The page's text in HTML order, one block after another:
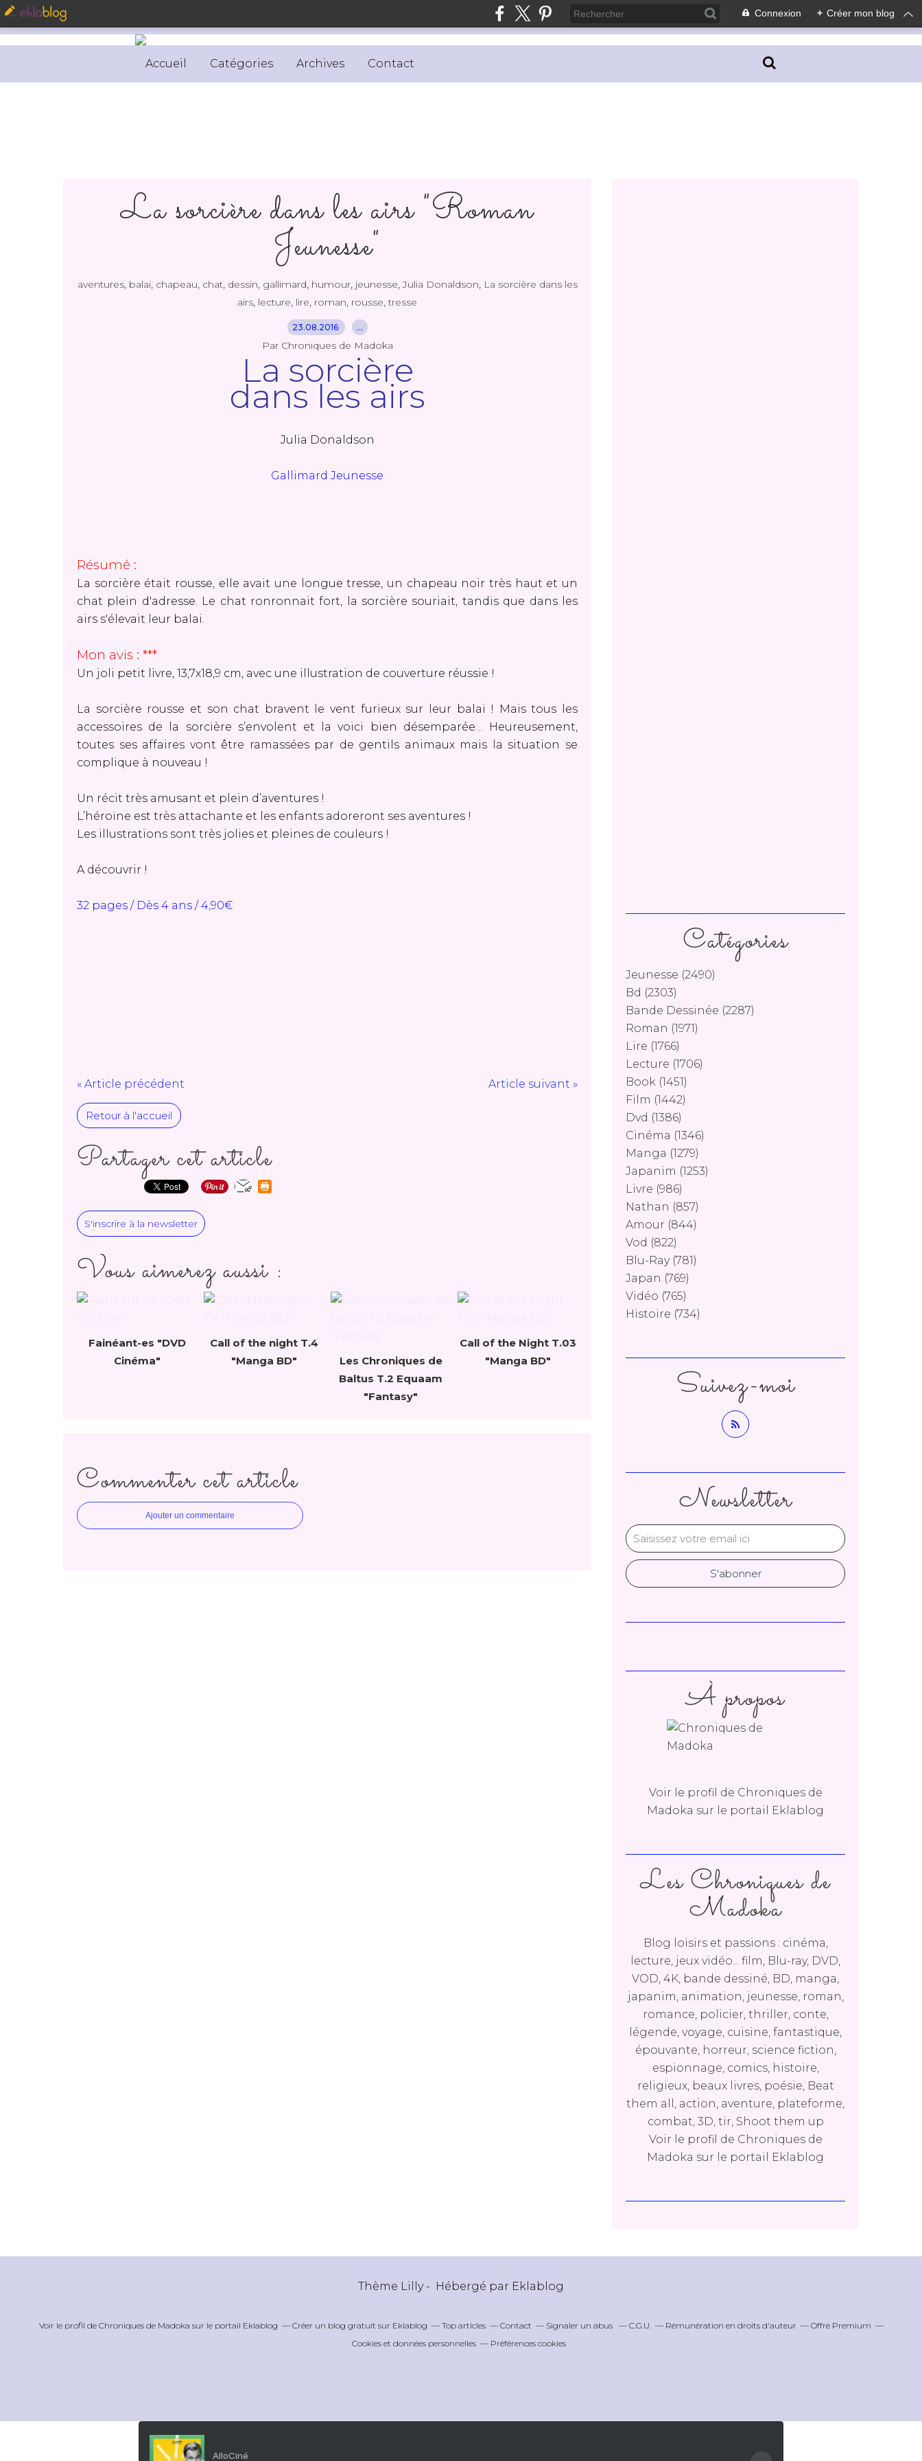
Connexion + Créer mon blog
Accueil Catégories Archives Contact
La sorcière dans les airs "Roman
Jeunesse"
aventures, balai, chapeau, chat, dessin, gallimard, humour, jeunesse,Julia Donaldson, La sorcière dans les
airs, lecture, lire, roman, rousse,tresse
23.08.2016 …
Par Chroniques de Madoka
La sorcière
dans les airs
Julia Donaldson
Gallimard Jeunesse
Résumé :
La sorcière était rousse, elle avait une longue tresse, un chapeau noir très haut et un
chat plein d'adresse. Le chat ronronnait fort, la sorcière souriait, tandis que dans les
airs s'élevait leur balai.
Mon avis : ***
Un joli petit livre, 13,7x18,9 cm, avec une illustration de couverture réussie !
La sorcière rousse et son chat bravent le vent furieux sur leur balai ! Mais tous les
accessoires de la sorcière s’envolent et la voici bien désemparée… Heureusement,
toutes ses affaires vont être ramassées par de gentils animaux mais la situation se
complique à nouveau !
Un récit très amusant et plein d’aventures !
L’héroïne est très attachante et les enfants adoreront ses aventures !
Les illustrations sont très jolies et pleines de couleurs !
A découvrir !
32 pages / Dès 4 ans / 4,90€
« Article précédent Article suivant »
Retour à l'accueil
Partager cet article
S'inscrire à la newsletter
Vous aimerez aussi :
Fainéant-es "DVD
Cinéma"
Call of the night T.4
"Manga BD"
Les Chroniques de
Baltus T.2 Equaam
"Fantasy"
Call of the Night T.03
"Manga BD"
Commenter cet article
Ajouter un commentaire Newsletter
Catégories
Jeunesse (2490)
Bd (2303)
Bande Dessinée (2287)
Roman (1971)
Lire (1766)
Lecture (1706)
Book (1451)
Film (1442)
Dvd (1386)
Cinéma (1346)
Manga (1279)
Japanim (1253)
Livre (986)
Nathan (857)
Amour (844)
Vod (822)
Blu-Ray(781)
Japan (769)
Vidéo (765)
Histoire (734)
Les Chroniques de
Madoka
Blog loisirs et passions : cinéma,
lecture, jeux vidéo... film, Blu-ray, DVD,
VOD, 4K, bande dessiné, BD, manga,
japanim, animation, jeunesse, roman,
romance, policier, thriller, conte,
légende, voyage, cuisine, fantastique,
épouvante, horreur, science fiction,
espionnage, comics, histoire,
religieux, beaux livres, poésie, Beat
them all, action, aventure, plateforme,
combat, 3D, tir, Shoot them up
Voir le profil de Chroniques de
Madoka sur le portail Eklablog
Suivez-moi
À propos
Voir le profil de Chroniques de
Madoka sur le portail Eklablog
Thème Lilly - Hébergé par Eklablog
Voir le profil de Chroniques de Madoka sur le portail Eklablog Créer un blog gratuit sur Eklablog Top articles Contact Signaler un abus C.G.U. Rémunération en droits d'auteur
Offre Premium
Cookies et données personnelles
Préférences cookies
AlloCiné